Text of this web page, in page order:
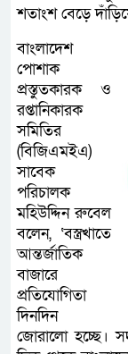
শতাংশ বেড়ে
বাংলাদেশ
পোশাক
প্রস্তুতকারক ও
রপ্তানিকারক
সমিতির
(বিজিএমইএ)
সাবেক
পরিচালক
মহিউদ্দিন রুবেল
বলেন, ‘বস্ত্রখাতে
আন্তর্জাতিক
বাজারে
প্রতিযোগিতা
দিনদিন
জোরালো হচ্ছে।